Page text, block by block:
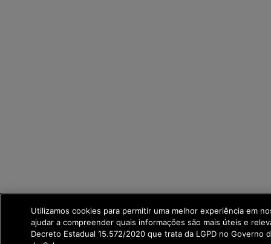
Utilizamos cookies para permitir uma melhor experiência em
ajudar a compreender quais informações são mais úteis e
Decreto Estadual 15.572/2020 que trata da LGPD no Governo